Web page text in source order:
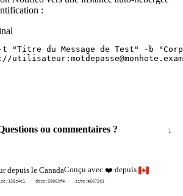
:
t "Titre du Message de Test " -b "
ou commentaires ?
depuis le CanadaConçu avec ❤️ depuis
158c4e1 docs:58803f4 site:a6673c1